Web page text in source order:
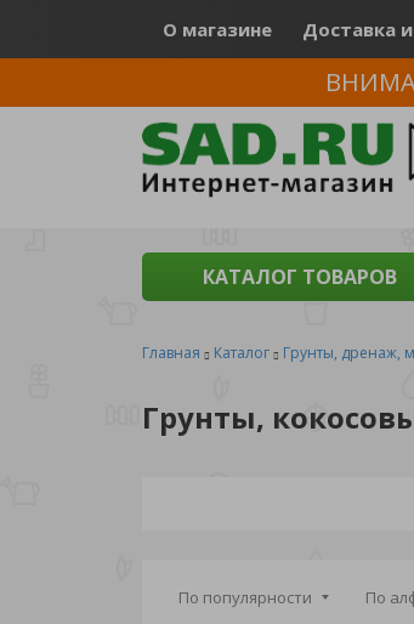
О магазине Доставка
КАТАЛОГ ТОВАРОВ
Главная Каталог Грунты, дренаж,
Грунты,
По популярности По